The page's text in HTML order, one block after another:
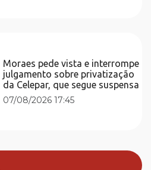
Moraes pede vista e interrompe
julgamento sobre privatização
da Celepar, que segue suspensa
07/08/2026 17:45